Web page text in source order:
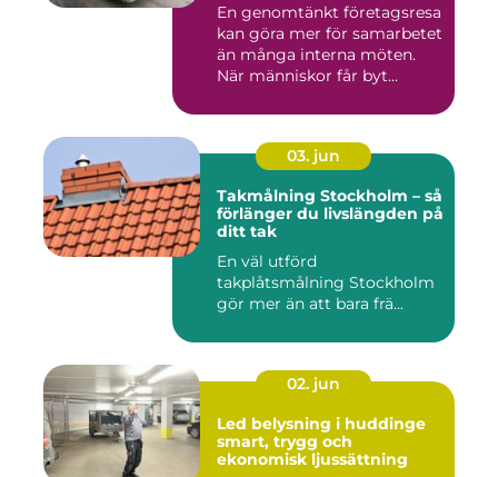
En genomtänkt företagsresa
kan göra mer för samarbetet
än många interna möten.
När människor får byt...
03. jun
Takmålning Stockholm – så
förlänger du livslängden på
ditt tak
En väl utförd
takplåtsmålning Stockholm
gör mer än att bara frä...
02. jun
Led belysning i huddinge
smart, trygg och
ekonomisk ljussättning